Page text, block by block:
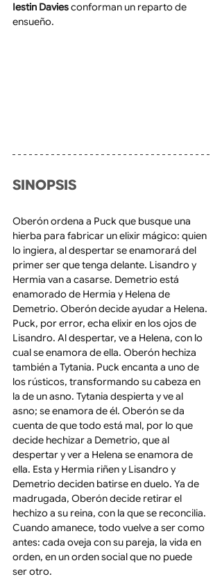
Iestin Davies conforman un reparto de
ensueño.
SINOPSIS
Oberón ordena a Puck que busque una
hierba para fabricar un elixir mágico: quien
lo ingiera, al despertar se enamorará del
primer ser que tenga delante. Lisandro y
Hermia van a casarse. Demetrio está
enamorado de Hermia y Helena de
Demetrio. Oberón decide ayudar a Helena.
Puck, por error, echa elixir en los ojos de
Lisandro. Al despertar, ve a Helena, con lo
cual se enamora de ella. Oberón hechiza
también a Tytania. Puck encanta a uno de
los rústicos, transformando su cabeza en
la de un asno. Tytania despierta y ve al
asno; se enamora de él. Oberón se da
cuenta de que todo está mal, por lo que
decide hechizar a Demetrio, que al
despertar y ver a Helena se enamora de
ella. Esta y Hermia riñen y Lisandro y
Demetrio deciden batirse en duelo. Ya de
madrugada, Oberón decide retirar el
hechizo a su reina, con la que se reconcilia.
Cuando amanece, todo vuelve a ser como
antes: cada oveja con su pareja, la vida en
orden, en un orden social que no puede
ser otro.